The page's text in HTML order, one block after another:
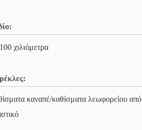
χιλιόμετρα
καναπέ/καθίσματα λεωφορείου από